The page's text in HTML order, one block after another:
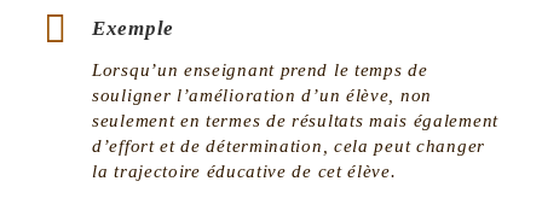
Exemple
Lorsqu’un enseignant prend le temps de
souligner l’amélioration d’un élève, non
seulement en termes de résultats mais également
d’effort et de détermination, cela peut changer
la trajectoire éducative de cet élève.